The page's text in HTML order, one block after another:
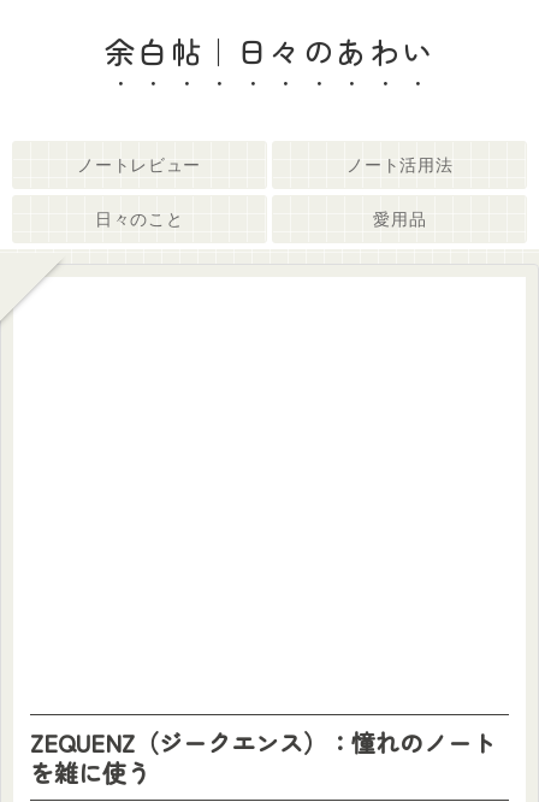
余白帖｜日々のあわい
ノートレビュー ノート活用法
日々のこと 愛用品
ZEQUENZ（ジークエンス）：憧れのノート
を雑に使う